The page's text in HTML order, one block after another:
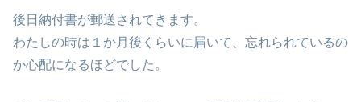
後日納付書が郵送されてきます。
わたしの時は１か月後くらいに届いて、忘れられているの
か心配になるほどでした。